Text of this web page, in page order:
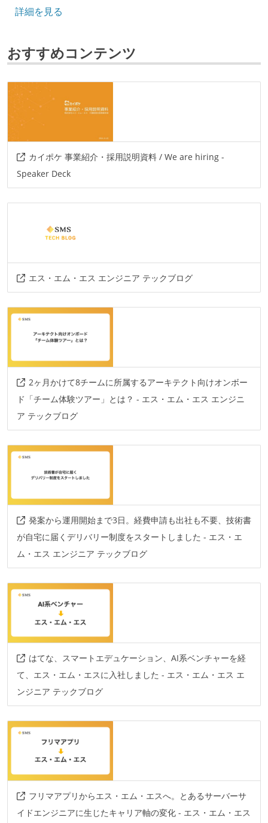
フレームワーク
データベース
fluentd
プロジェクト管理
github
情報共有ツール
slack
その他
circleci
esa.io
その他、現場で使われている技術
java
kotlin go
typescript
フレームワーク
spring-boot
phoenix react.js
プロジェクト管理
その他
google-cloud-platform
詳細を見る
おすすめコンテンツ
カイポケ 事業紹介・採用説明資料 / We are hiring -
Speaker Deck
エス・エム・エス エンジニア テックブログ
2ヶ月かけて8チームに所属するアーキテクト向けオンボー
ド「チーム体験ツアー」とは？ - エス・エム・エス エンジニ
ア テックブログ
発案から運用開始まで3日。経費申請も出社も不要、技術書
が自宅に届くデリバリー制度をスタートしました - エス・エ
ム・エス エンジニア テックブログ
はてな、スマートエデュケーション、AI系ベンチャーを経
て、エス・エム・エスに入社しました - エス・エム・エス エ
ンジニア テックブログ
フリマアプリからエス・エム・エスへ。とあるサーバーサ
イドエンジニアに生じたキャリア軸の変化 - エス・エム・エス